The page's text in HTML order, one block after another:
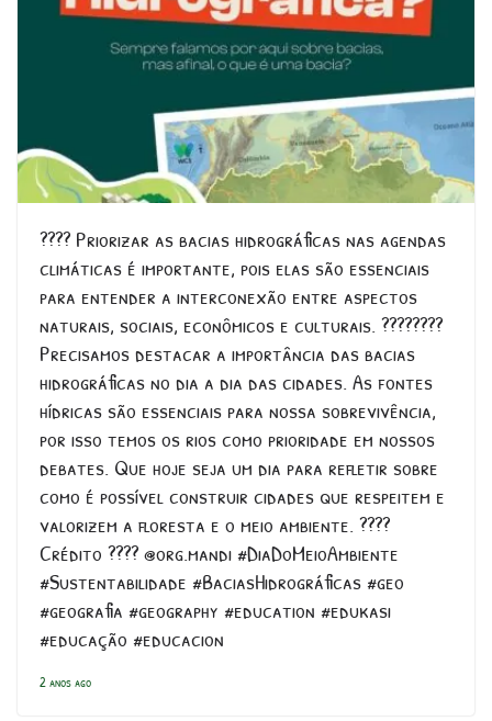
???? Priorizar as bacias hidrográficas nas agendas
climáticas é importante, pois elas são essenciais
para entender a interconexão entre aspectos
naturais, sociais, econômicos e culturais. ????????
Precisamos destacar a importância das bacias
hidrográficas no dia a dia das cidades. As fontes
hídricas são essenciais para nossa sobrevivência,
por isso temos os rios como prioridade em nossos
debates. Que hoje seja um dia para refletir sobre
como é possível construir cidades que respeitem e
valorizem a floresta e o meio ambiente. ????
Crédito ???? @org.mandi #DiaDoMeioAmbiente
#Sustentabilidade #BaciasHidrográficas #geo
#geografia #geography #education #edukasi
#educação #educacion
2 anos ago